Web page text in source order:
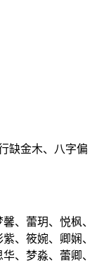
缺金木、八字偏
、蕾玥、悦枫、
、筱婉、卿娴、
、梦淼、蕾卿、